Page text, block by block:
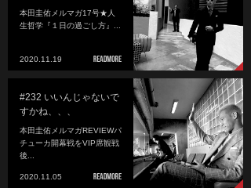
本田圭佑メルマガ17号★人
生哲学『１日の過ごし方』...
2020.11.19
#232 いいんじゃないで
すかね、、、
本田圭佑メルマガREVIEWパ
チューカ開幕戦をVIP席観戦
後...
2020.11.05